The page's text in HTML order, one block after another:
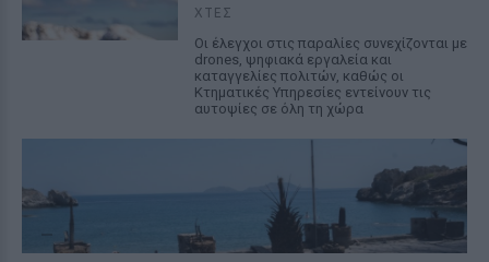
ΧΤΕΣ
Οι έλεγχοι στις παραλίες συνεχίζονται με
drones, ψηφιακά εργαλεία και
καταγγελίες πολιτών, καθώς οι
Κτηματικές Υπηρεσίες εντείνουν τις
αυτοψίες σε όλη τη χώρα